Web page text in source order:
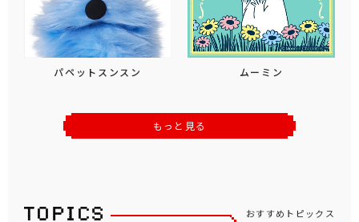
パペットスンスン ムーミン
もっと見る
おすすめトピックス